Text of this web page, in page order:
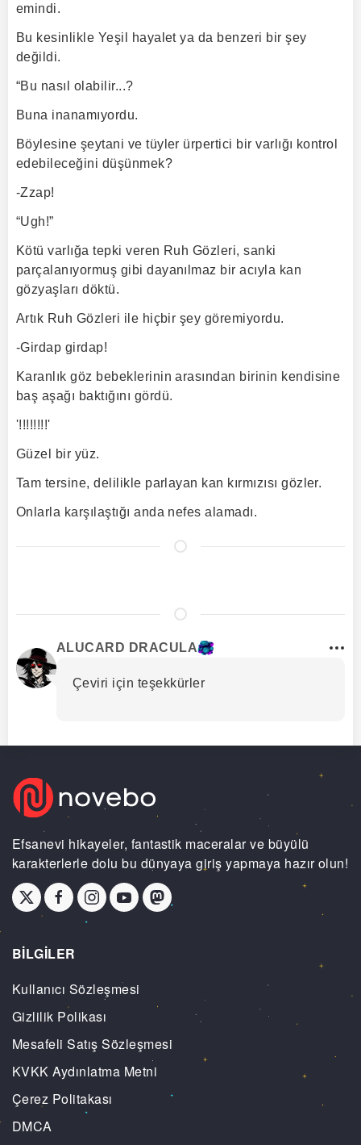
emindi.
Bu kesinlikle Yeşil hayalet ya da benzeri bir şey
değildi.
“Bu nasıl olabilir...?
Buna inanamıyordu.
Böylesine şeytani ve tüyler ürpertici bir varlığı kontrol
edebileceğini düşünmek?
-Zzap!
“Ugh!”
Kötü varlığa tepki veren Ruh Gözleri, sanki
parçalanıyormuş gibi dayanılmaz bir acıyla kan
gözyaşları döktü.
Artık Ruh Gözleri ile hiçbir şey göremiyordu.
-Girdap girdap!
Karanlık göz bebeklerinin arasından birinin kendisine
baş aşağı baktığını gördü.
'!!!!!!!!'
Güzel bir yüz.
Tam tersine, delilikle parlayan kan kırmızısı gözler.
Onlarla karşılaştığı anda nefes alamadı.
ALUCARD DRACULA
Çeviri için teşekkürler
Efsanevi hikayeler, fantastik maceralar ve büyülü
karakterlerle dolu bu dünyaya giriş yapmaya hazır olun!
BİLGİLER
Kullanıcı Sözleşmesi
Gizlilik Polikası
Mesafeli Satış Sözleşmesi
KVKK Aydınlatma Metni
Çerez Politakası
DMCA